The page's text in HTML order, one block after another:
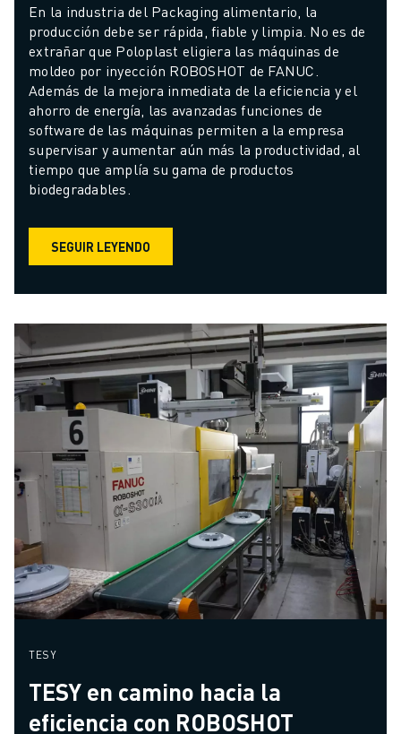
En la industria del Packaging alimentario, la
producción debe ser rápida, fiable y limpia. No es de
extrañar que Poloplast eligiera las máquinas de
moldeo por inyección ROBOSHOT de FANUC.
Además de la mejora inmediata de la eficiencia y el
ahorro de energía, las avanzadas funciones de
software de las máquinas permiten a la empresa
supervisar y aumentar aún más la productividad, al
tiempo que amplía su gama de productos
biodegradables.
SEGUIR LEYENDO
TESY
TESY en camino hacia la
eficiencia con ROBOSHOT